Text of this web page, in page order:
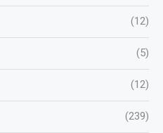
(12)
(5)
(12)
(239)